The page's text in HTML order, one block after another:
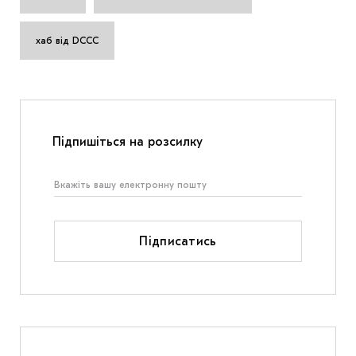
хаб від DCCC
Підпишіться на розсилку
Підписатись